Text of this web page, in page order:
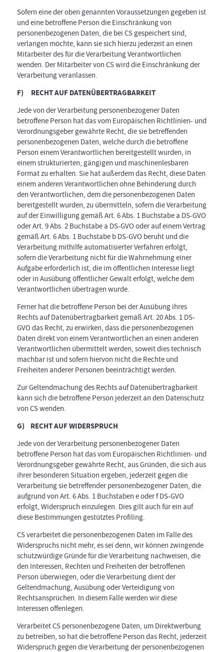
Sofern eine der oben genannten Voraussetzungen gegeben ist
und eine betroffene Person die Einschränkung von
personenbezogenen Daten, die bei CS gespeichert sind,
verlangen möchte, kann sie sich hierzu jederzeit an einen
Mitarbeiter des für die Verarbeitung Verantwortlichen
wenden. Der Mitarbeiter von CS wird die Einschränkung der
Verarbeitung veranlassen.
F) RECHT AUF DATENÜBERTRAGBARKEIT
Jede von der Verarbeitung personenbezogener Daten
betroffene Person hat das vom Europäischen Richtlinien- und
Verordnungsgeber gewährte Recht, die sie betreffenden
personenbezogenen Daten, welche durch die betroffene
Person einem Verantwortlichen bereitgestellt wurden, in
einem strukturierten, gängigen und maschinenlesbaren
Format zu erhalten. Sie hat außerdem das Recht, diese Daten
einem anderen Verantwortlichen ohne Behinderung durch
den Verantwortlichen, dem die personenbezogenen Daten
bereitgestellt wurden, zu übermitteln, sofern die Verarbeitung
auf der Einwilligung gemäß Art. 6 Abs. 1 Buchstabe a DS-GVO
oder Art. 9 Abs. 2 Buchstabe a DS-GVO oder auf einem Vertrag
gemäß Art. 6 Abs. 1 Buchstabe b DS-GVO beruht und die
Verarbeitung mithilfe automatisierter Verfahren erfolgt,
sofern die Verarbeitung nicht für die Wahrnehmung einer
Aufgabe erforderlich ist, die im öffentlichen Interesse liegt
oder in Ausübung öffentlicher Gewalt erfolgt, welche dem
Verantwortlichen übertragen wurde.
Ferner hat die betroffene Person bei der Ausübung ihres
Rechts auf Datenübertragbarkeit gemäß Art. 20 Abs. 1 DS-
GVO das Recht, zu erwirken, dass die personenbezogenen
Daten direkt von einem Verantwortlichen an einen anderen
Verantwortlichen übermittelt werden, soweit dies technisch
machbar ist und sofern hiervon nicht die Rechte und
Freiheiten anderer Personen beeinträchtigt werden.
Zur Geltendmachung des Rechts auf Datenübertragbarkeit
kann sich die betroffene Person jederzeit an den Datenschutz
von CS wenden.
G) RECHT AUF WIDERSPRUCH
Jede von der Verarbeitung personenbezogener Daten
betroffene Person hat das vom Europäischen Richtlinien- und
Verordnungsgeber gewährte Recht, aus Gründen, die sich aus
ihrer besonderen Situation ergeben, jederzeit gegen die
Verarbeitung sie betreffender personenbezogener Daten, die
aufgrund von Art. 6 Abs. 1 Buchstaben e oder f DS-GVO
erfolgt, Widerspruch einzulegen. Dies gilt auch für ein auf
diese Bestimmungen gestütztes Profiling.
CS verarbeitet die personenbezogenen Daten im Falle des
Widerspruchs nicht mehr, es sei denn, wir können zwingende
schutzwürdige Gründe für die Verarbeitung nachweisen, die
den Interessen, Rechten und Freiheiten der betroffenen
Person überwiegen, oder die Verarbeitung dient der
Geltendmachung, Ausübung oder Verteidigung von
Rechtsansprüchen. In diesem Falle werden wir diese
Interessen offenlegen.
Verarbeitet CS personenbezogene Daten, um Direktwerbung
zu betreiben, so hat die betroffene Person das Recht, jederzeit
Widerspruch gegen die Verarbeitung der personenbezogenen